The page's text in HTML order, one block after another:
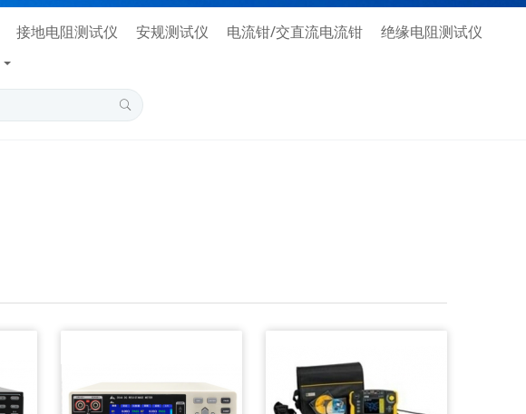
接地电阻测试仪 安规测试仪 电流钳/交直流电流钳
绝缘电阻测试仪